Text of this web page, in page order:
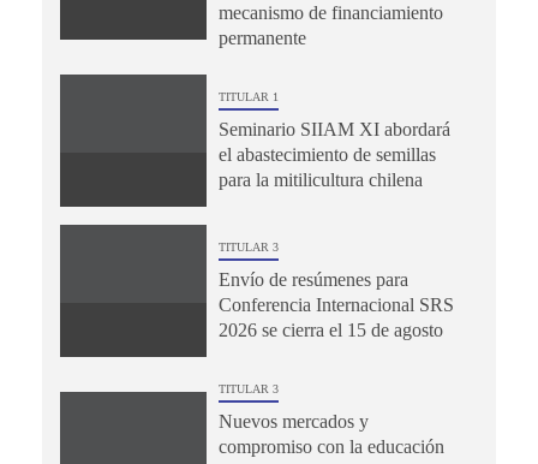
mecanismo de financiamiento
permanente
TITULAR 1
Seminario SIIAM XI abordará
el abastecimiento de semillas
para la mitilicultura chilena
TITULAR 3
Envío de resúmenes para
Conferencia Internacional SRS
2026 se cierra el 15 de agosto
TITULAR 3
Nuevos mercados y
compromiso con la educación